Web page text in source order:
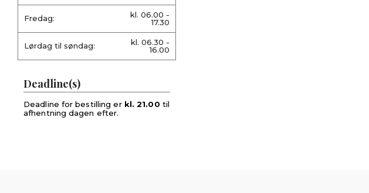
Fredag:
kl. 06.00 -
17.30
Lørdag til søndag:
kl. 06.30 -
16.00
Deadline(s)
Deadline for bestilling er kl. 21.00 til
afhentning dagen efter.